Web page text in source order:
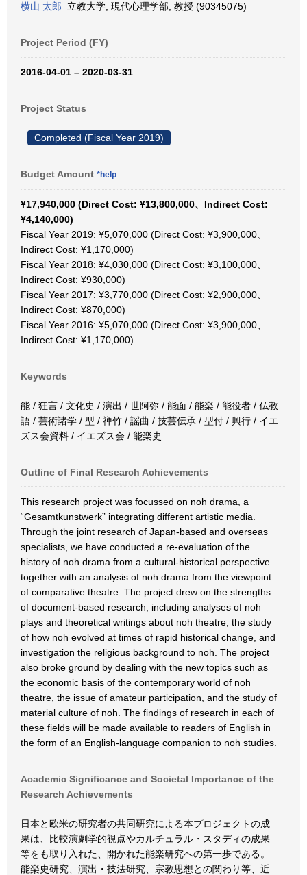
横山 太郎 立教大学, 現代心理学部, 教授 (90345075)
Project Period (FY)
2016-04-01 – 2020-03-31
Project Status
Completed (Fiscal Year 2019)
Budget Amount *help
¥17,940,000 (Direct Cost: ¥13,800,000、Indirect Cost:
¥4,140,000)
Fiscal Year 2019: ¥5,070,000 (Direct Cost: ¥3,900,000、
Indirect Cost: ¥1,170,000)
Fiscal Year 2018: ¥4,030,000 (Direct Cost: ¥3,100,000、
Indirect Cost: ¥930,000)
Fiscal Year 2017: ¥3,770,000 (Direct Cost: ¥2,900,000、
Indirect Cost: ¥870,000)
Fiscal Year 2016: ¥5,070,000 (Direct Cost: ¥3,900,000、
Indirect Cost: ¥1,170,000)
Keywords
能 / 狂言 / 文化史 / 演出 / 世阿弥 / 能面 / 能楽 / 能役者 / 仏教
語 / 芸術諸学 / 型 / 禅竹 / 謡曲 / 技芸伝承 / 型付 / 興行 / イエ
ズス会資料 / イエズス会 / 能楽史
Outline of Final Research Achievements
This research project was focussed on noh drama, a
“Gesamtkunstwerk” integrating different artistic media.
Through the joint research of Japan-based and overseas
specialists, we have conducted a re-evaluation of the
history of noh drama from a cultural-historical perspective
together with an analysis of noh drama from the viewpoint
of comparative theatre. The project drew on the strengths
of document-based research, including analyses of noh
plays and theoretical writings about noh theatre, the study
of how noh evolved at times of rapid historical change, and
investigation the religious background to noh. The project
also broke ground by dealing with the new topics such as
the economic basis of the contemporary world of noh
theatre, the issue of amateur participation, and the study of
material culture of noh. The findings of research in each of
these fields will be made available to readers of English in
the form of an English-language companion to noh studies.
Academic Significance and Societal Importance of the
Research Achievements
日本と欧米の研究者の共同研究による本プロジェクトの成
果は、比較演劇学的視点やカルチュラル・スタディの成果
等をも取り入れた、開かれた能楽研究への第一歩である。
能楽史研究、演出・技法研究、宗教思想との関わり等、近